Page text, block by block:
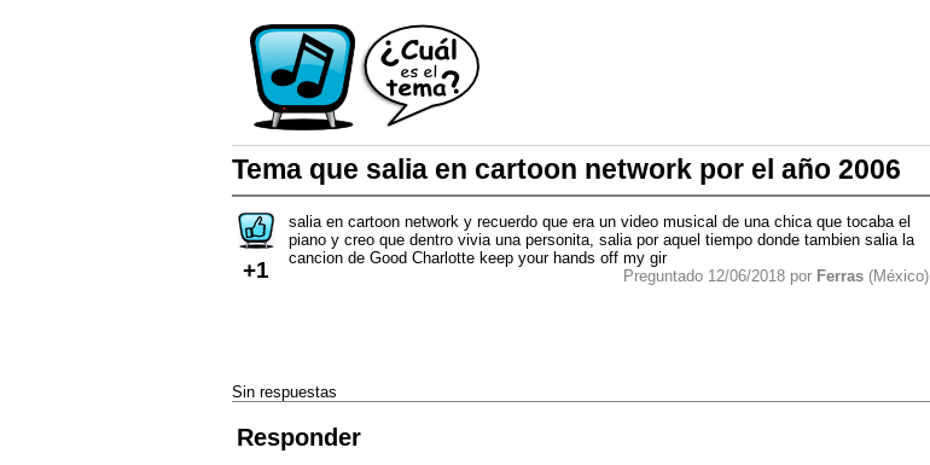
Tema que salia en cartoon network por el año 2006
+1
salia en cartoon network y recuerdo que era un video musical de una chica que tocaba el
piano y creo que dentro vivia una personita, salia por aquel tiempo donde tambien salia la
cancion de Good Charlotte keep your hands off my gir
Preguntado 12/06/2018 por Ferras (México)
Sin respuestas
Responder